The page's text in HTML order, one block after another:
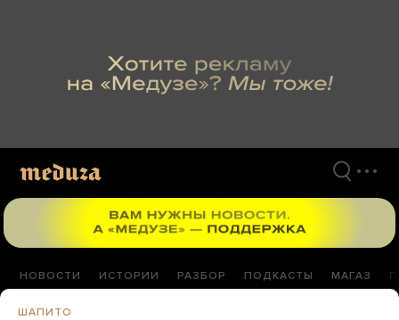
НОВОСТИ ИСТОРИИ РАЗБОР ПОДКАСТЫ МАГАЗ
ШАПИТО